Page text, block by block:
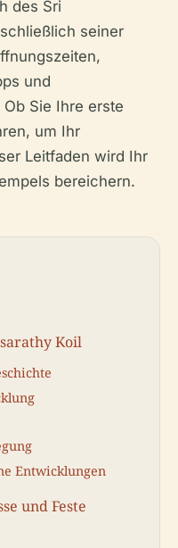
des Sri
seiner
und
Sie Ihre erste
um Ihr
Leitfaden wird Ihr
bereichern.
Koil
Entwicklungen
und Feste